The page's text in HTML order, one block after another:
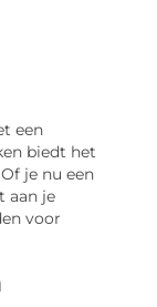
een
biedt het
je nu een
aan je
voor